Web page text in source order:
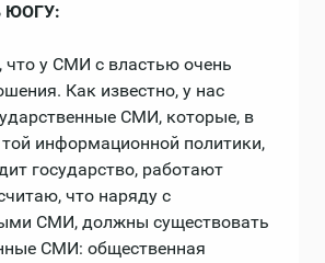
ЮОГУ:
что у СМИ с властью очень
Как известно, у нас
СМИ, которые, в
информационной политики,
государство, работают
что наряду с
СМИ, должны существовать
СМИ: общественная